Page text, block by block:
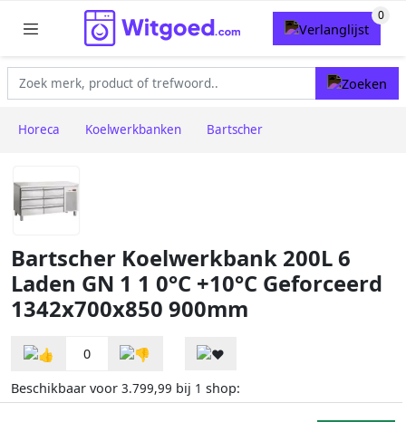
Horeca Koelwerkbanken Bartscher
Bartscher Koelwerkbank 200L 6
Laden GN 1 1 0°C +10°C Geforceerd
1342x700x850 900mm
0
Beschikbaar voor 3.799,99 bij 1 shop: